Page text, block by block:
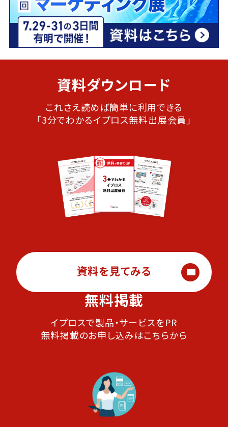
資料ダウンロード
これさえ読めば簡単に利用できる
「3分でわかるイプロス無料出展会員」
資料を見てみる
無料掲載
イプロスで製品・サービスをPR
無料掲載のお申し込みはこちらから